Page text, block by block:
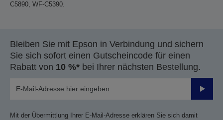
C5890, WF-C5390.
Bleiben Sie mit Epson in Verbindung und sichern
Sie sich sofort einen Gutscheincode für einen
Rabatt von 10 %* bei Ihrer nächsten Bestellung.
Mit der Übermittlung Ihrer E-Mail-Adresse erklären Sie sich damit